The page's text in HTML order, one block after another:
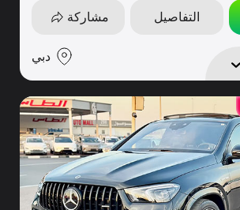
التفاصيل مشاركة
دبي